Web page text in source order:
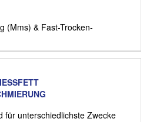
(Mms) & Fast-Trocken-
für unterschiedlichste Zwecke